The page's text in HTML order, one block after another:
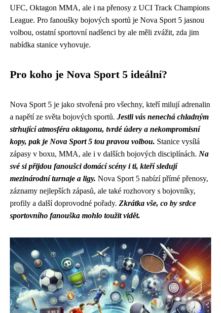
UFC, Oktagon MMA, ale i na přenosy z UCI Track Champions
League. Pro fanoušky bojových sportů je Nova Sport 5 jasnou
volbou, ostatní sportovní nadšenci by ale měli zvážit, zda jim
nabídka stanice vyhovuje.
Pro koho je Nova Sport 5 ideální?
Nova Sport 5 je jako stvořená pro všechny, kteří milují adrenalin
a napětí ze světa bojových sportů. Jestli vás nenechá chladným
strhující atmosféra oktagonu, tvrdé údery a nekompromisní
kopy, pak je Nova Sport 5 tou pravou volbou. Stanice vysílá
zápasy v boxu, MMA, ale i v dalších bojových disciplínách. Na
své si přijdou fanoušci domácí scény i ti, kteří sledují
mezinárodní turnaje a ligy. Nova Sport 5 nabízí přímé přenosy,
záznamy nejlepších zápasů, ale také rozhovory s bojovníky,
profily a další doprovodné pořady. Zkrátka vše, co by srdce
sportovního fanouška mohlo toužit vidět.